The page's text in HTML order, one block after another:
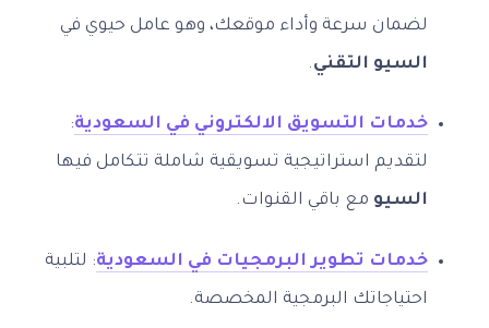
لضمان سرعة وأداء موقعك، وهو عامل حيوي في
السيو التقني.
خدمات التسويق الالكتروني في السعودية:
لتقديم استراتيجية تسويقية شاملة تتكامل فيها
السيو مع باقي القنوات.
خدمات تطوير البرمجيات في السعودية: لتلبية
احتياجاتك البرمجية المخصصة.